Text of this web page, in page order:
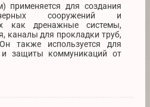
применяется для создания
сооружений и
как дренажные системы,
каналы для прокладки труб,
также используется для
и защиты коммуникаций от